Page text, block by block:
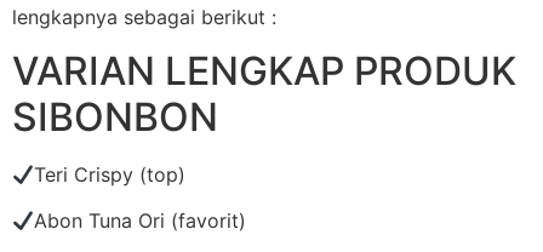
lengkapnya sebagai berikut :
VARIAN LENGKAP PRODUK
SIBONBON
Teri Crispy (top)
Abon Tuna Ori (favorit)